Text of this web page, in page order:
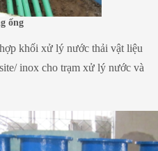
ống
khối xử lý nước thải vật liệu
inox cho trạm xử lý nước và